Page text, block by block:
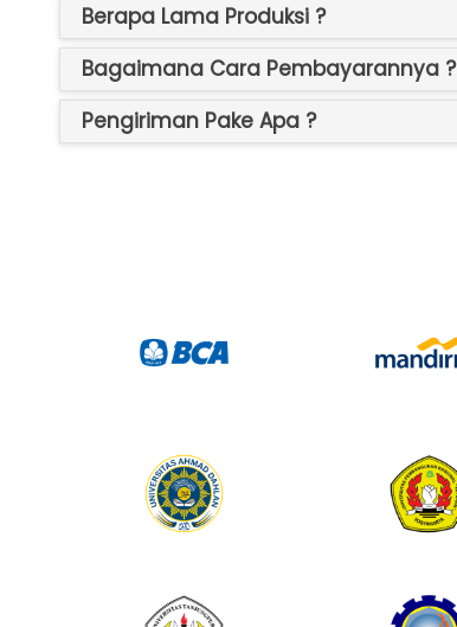
Berapa Lama Produksi ?
Bagaimana Cara Pembayarannya ?
Pengiriman Pake Apa ?